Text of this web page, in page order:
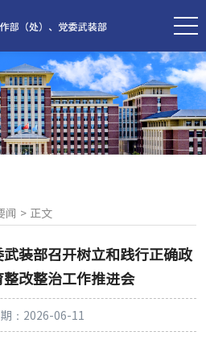
闻 > 正文
装部召开树立和践行正确政
改整治工作推进会
：2026-06-11